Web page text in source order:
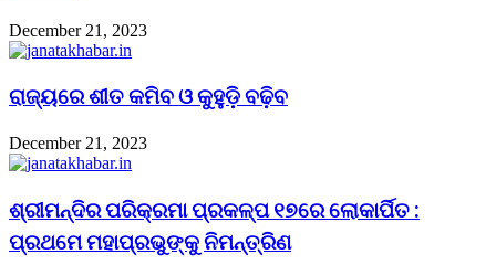
December 21, 2023
ରାଜ୍ୟରେ ଶୀତ କମିବ ଓ କୁହୁଡ଼ି ବଢ଼ିବ
December 21, 2023
ଶ୍ରୀମନ୍ଦିର ପରିକ୍ରମା ପ୍ରକଳ୍ପ ୧୭ରେ ଲୋକାର୍ପିତ :
ପ୍ରଥମେ ମହାପ୍ରଭୁଙ୍କୁ ନିମନ୍ତ୍ରିଣ